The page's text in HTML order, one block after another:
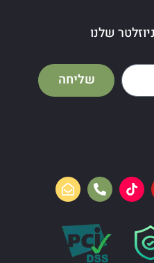
שלנו
שליחה